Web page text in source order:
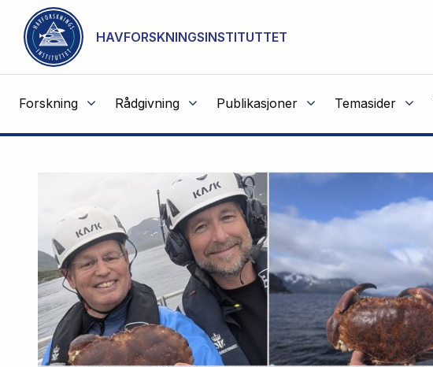
Gå til hovedinnhold
HAVFORSKNINGSINSTITUTTET
Forskning Rådgivning Publikasjoner Temasider
NOT CACHED
Havforskningsinstituttet
artikler